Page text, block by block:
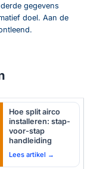
gegevens
doel. Aan de
Hoe split airco
installeren: stap-
voor-stap
handleiding
Lees artikel →